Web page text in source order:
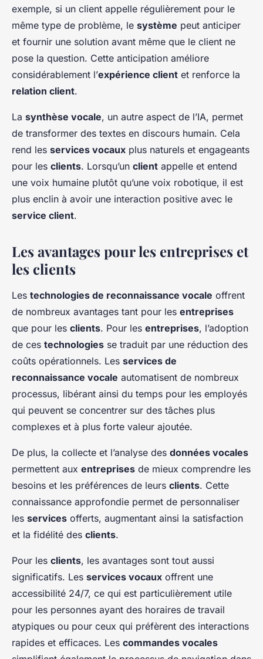
exemple, si un client appelle régulièrement pour le
même type de problème, le système peut anticiper
et fournir une solution avant même que le client ne
pose la question. Cette anticipation améliore
considérablement l’expérience client et renforce la
relation client.
La synthèse vocale, un autre aspect de l’IA, permet
de transformer des textes en discours humain. Cela
rend les services vocaux plus naturels et engageants
pour les clients. Lorsqu’un client appelle et entend
une voix humaine plutôt qu’une voix robotique, il est
plus enclin à avoir une interaction positive avec le
service client.
Les avantages pour les entreprises et
les clients
Les technologies de reconnaissance vocale offrent
de nombreux avantages tant pour les entreprises
que pour les clients. Pour les entreprises, l’adoption
de ces technologies se traduit par une réduction des
coûts opérationnels. Les services de
reconnaissance vocale automatisent de nombreux
processus, libérant ainsi du temps pour les employés
qui peuvent se concentrer sur des tâches plus
complexes et à plus forte valeur ajoutée.
De plus, la collecte et l’analyse des données vocales
permettent aux entreprises de mieux comprendre les
besoins et les préférences de leurs clients. Cette
connaissance approfondie permet de personnaliser
les services offerts, augmentant ainsi la satisfaction
et la fidélité des clients.
Pour les clients, les avantages sont tout aussi
significatifs. Les services vocaux offrent une
accessibilité 24/7, ce qui est particulièrement utile
pour les personnes ayant des horaires de travail
atypiques ou pour ceux qui préfèrent des interactions
rapides et efficaces. Les commandes vocales